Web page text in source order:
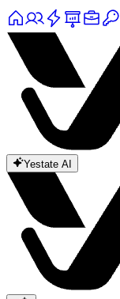
Yestate AI